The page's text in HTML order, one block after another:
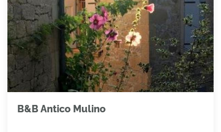
B&B Antico Mulino